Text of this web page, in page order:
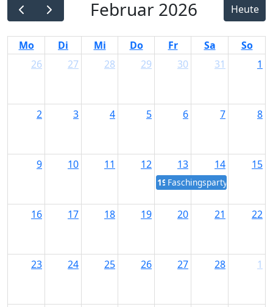
Februar 2026 Heute
Mo Di Mi Do Fr Sa
So
26
27 28 29 30 31 1
2 3 4 5 6 7 8
9 10 11 12 13
19:00Faschingsparty im Haus
14 15
16 17 18 19 20 21 22
23 24 25 26 27 28 1